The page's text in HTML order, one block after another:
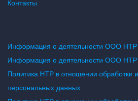
Контакты
Информация о деятельности ООО НТР
Информация о деятельности ООО НТР
Политика НТР в отношении обработки
персональных данных